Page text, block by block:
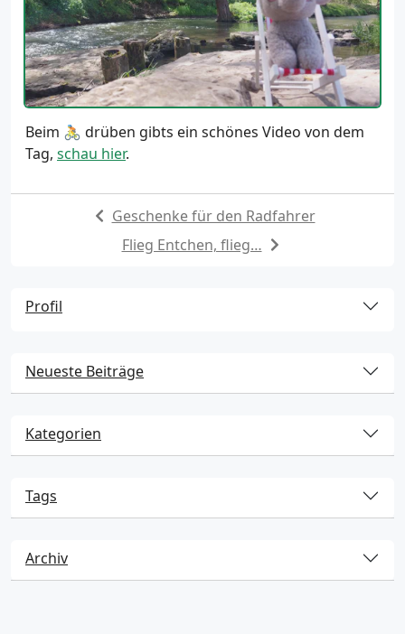
Beim 🚴 drüben gibts ein schönes Video von dem
Tag, schau hier.
Geschenke für den Radfahrer
Flieg Entchen, flieg…
Profil
Neueste Beiträge
Kategorien
Tags
Archiv